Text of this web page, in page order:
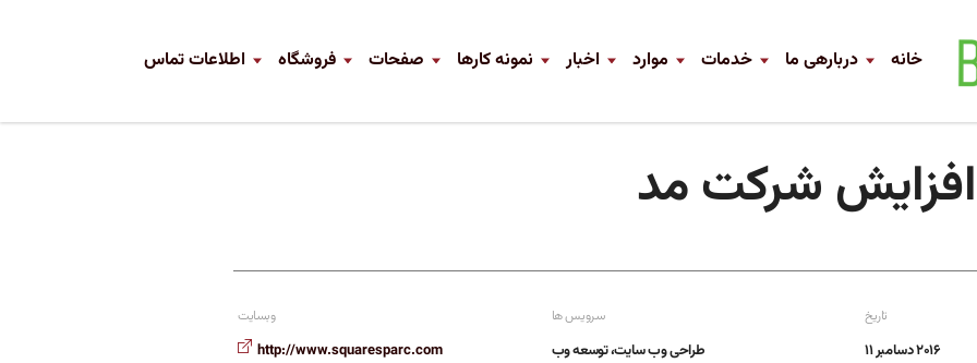
خانه دربارهی ما خدمات موارد اخبار نمونه کارها صفحات فروشگاه اطلاعات تماس
تاریخ
2016 دسامبر 11
سرویس ها
طراحی وب سایت، توسعه وب
وبسایت
http://www.squaresparc.com